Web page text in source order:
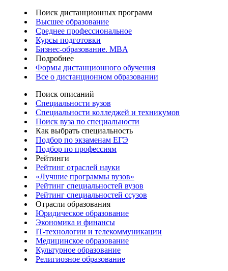
Поиск дистанционных программ
Высшее образование
Среднее профессиональное
Курсы подготовки
Бизнес-образование. MBA
Подробнее
Формы дистанционного обучения
Все о дистанционном образовании
Поиск описаний
Специальности вузов
Специальности колледжей и техникумов
Поиск вуза по специальности
Как выбрать специальность
Подбор по экзаменам ЕГЭ
Подбор по профессиям
Рейтинги
Рейтинг отраслей науки
«Лучшие программы вузов»
Рейтинг специальностей вузов
Рейтинг специальностей ссузов
Отрасли образования
Юридическое образование
Экономика и финансы
IT-технологии и телекоммуникации
Медицинское образование
Культурное образование
Религиозное образование